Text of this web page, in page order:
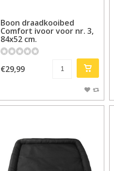
Boon draadkooibed
Comfort ivoor voor nr. 3,
84x52 cm.
€29,99